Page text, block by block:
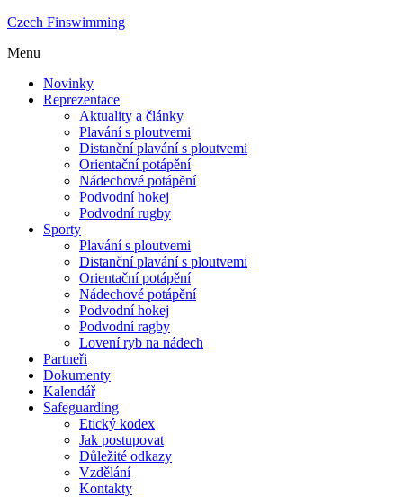
Czech Finswimming
Menu
Novinky
Reprezentace
Aktuality a články
Plavání s ploutvemi
Distanční plavání s ploutvemi
Orientační potápění
Nádechové potápění
Podvodní hokej
Podvodní rugby
Sporty
Plavání s ploutvemi
Distanční plavání s ploutvemi
Orientační potápění
Nádechové potápění
Podvodní hokej
Podvodní ragby
Lovení ryb na nádech
Partneři
Dokumenty
Kalendář
Safeguarding
Etický kodex
Jak postupovat
Důležité odkazy
Vzdělání
Kontakty